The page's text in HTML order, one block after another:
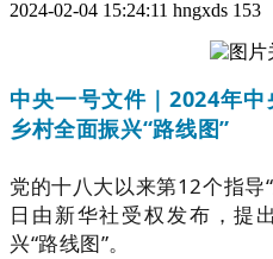
2024-02-04 15:24:11 hngxds 153
中央一号文件｜2024年
乡村全面振兴“路线图”
党的十八大以来第12个指导
日由新华社受权发布，提
兴“路线图”。